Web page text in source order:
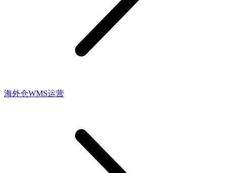
海外仓WMS运营